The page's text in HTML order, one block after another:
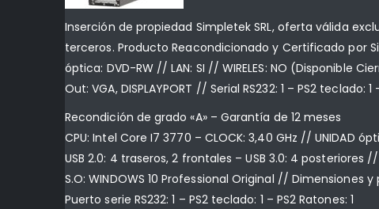
Inserción de propiedad Simpletek SRL, oferta válida
terceros. Producto Reacondicionado y Certificado por
óptica: DVD-RW // LAN: SI // WIRELES: NO (Disponible
Out: VGA, DISPLAYPORT // Serial RS232: 1 – PS2
Recondición de grado «A» – Garantía de 12 meses
CPU: Intel Core I7 3770 – CLOCK: 3,40 GHz // UNIDAD
USB 2.0: 4 traseros, 2 frontales – USB 3.0: 4 posteriores
S.O: WINDOWS 10 Professional Original // Dimensiones
Puerto serie RS232: 1 – PS2 teclado: 1 – PS2 Ratones: 1